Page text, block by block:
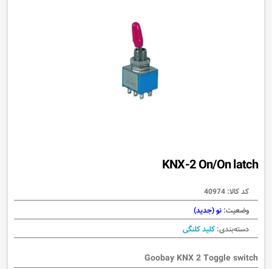
KNX-2 On/On latch
کد کالا: 40974
وضعیت: نو (جدید)
دسته‌بندی: کلید کلنگی
Goobay KNX 2 Toggle switch